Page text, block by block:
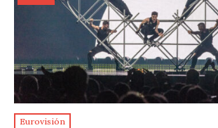
Eurovisión